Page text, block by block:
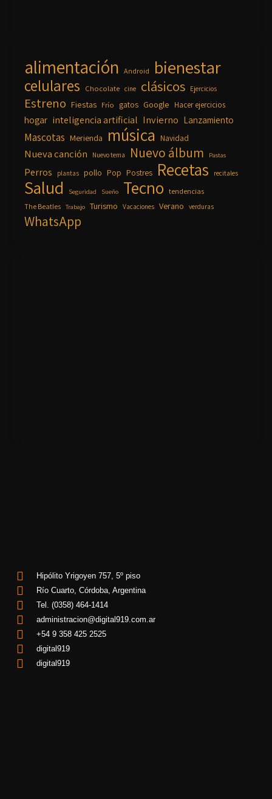
alimentación Android bienestar
celulares Chocolate cine clásicos Ejercicios
Estreno Fiestas Frío gatos Google Hacer ejercicios
hogar inteligencia artificial Invierno Lanzamiento
Mascotas Merienda música Navidad
Nueva canción Nuevo tema Nuevo álbum Pastas
Perros plantas pollo Pop Postres Recetas recitales
Salud Seguridad Sueño Tecno tendencias
The Beatles Trabajo Turismo Vacaciones Verano verduras
WhatsApp
Hipólito Yrigoyen 757, 5º piso
Río Cuarto, Córdoba, Argentina
Tel. (0358) 464-1414
administracion@digital919.com.ar
+54 9 358 425 2525
digital919
digital919